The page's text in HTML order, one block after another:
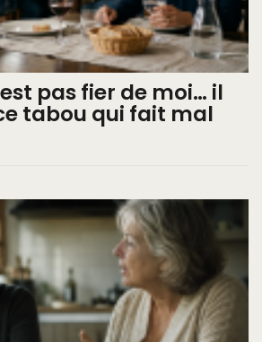
pas fier de moi… il
tabou qui fait mal